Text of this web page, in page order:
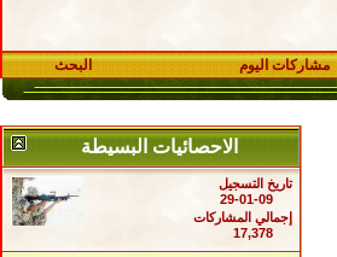
مشاركات اليوم البحث
الاحصائيات البسيطة
تاريخ التسجيل
29-01-09
إجمالي المشاركات
17,378